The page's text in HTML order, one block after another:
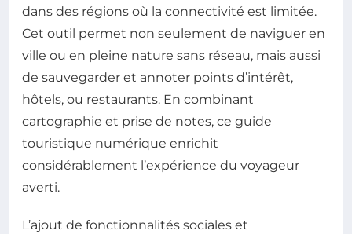
dans des régions où la connectivité est limitée.
Cet outil permet non seulement de naviguer en
ville ou en pleine nature sans réseau, mais aussi
de sauvegarder et annoter points d’intérêt,
hôtels, ou restaurants. En combinant
cartographie et prise de notes, ce guide
touristique numérique enrichit
considérablement l’expérience du voyageur
averti.
L’ajout de fonctionnalités sociales et